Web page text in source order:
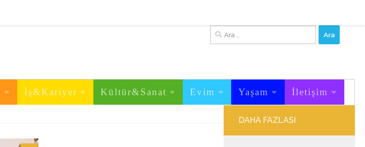
Arama:
İş&Kariyer Kültür&Sanat Evim Yaşam İletişim
DAHA FAZLASI